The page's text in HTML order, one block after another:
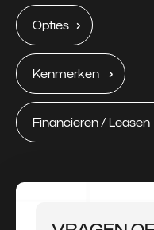
Opties
Kenmerken
Financieren / Leasen